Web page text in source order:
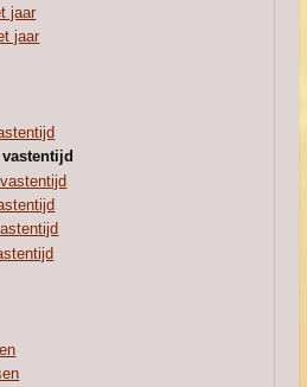
jaar
jaar